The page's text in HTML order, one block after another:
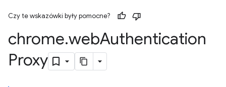
Czy te wskazówki były pomocne?
chrome.webAuthentication
Proxy